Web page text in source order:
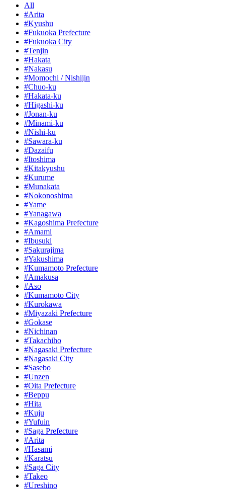
All
#Arita
#Kyushu
#Fukuoka Prefecture
#Fukuoka City
#Tenjin
#Hakata
#Nakasu
#Momochi / Nishijin
#Chuo-ku
#Hakata-ku
#Higashi-ku
#Jonan-ku
#Minami-ku
#Nishi-ku
#Sawara-ku
#Dazaifu
#Itoshima
#Kitakyushu
#Kurume
#Munakata
#Nokonoshima
#Yame
#Yanagawa
#Kagoshima Prefecture
#Amami
#Ibusuki
#Sakurajima
#Yakushima
#Kumamoto Prefecture
#Amakusa
#Aso
#Kumamoto City
#Kurokawa
#Miyazaki Prefecture
#Gokase
#Nichinan
#Takachiho
#Nagasaki Prefecture
#Nagasaki City
#Sasebo
#Unzen
#Oita Prefecture
#Beppu
#Hita
#Kuju
#Yufuin
#Saga Prefecture
#Arita
#Hasami
#Karatsu
#Saga City
#Takeo
#Ureshino